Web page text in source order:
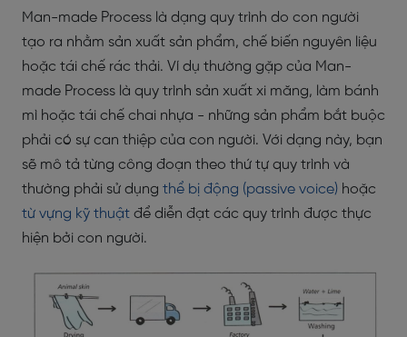
Man-made Process là dạng quy trình do con người
tạo ra nhằm sản xuất sản phẩm, chế biến nguyên liệu
hoặc tái chế rác thải. Ví dụ thường gặp của Man-
made Process là quy trình sản xuất xi măng, làm bánh
mì hoặc tái chế chai nhựa - những sản phẩm bắt buộc
phải có sự can thiệp của con người. Với dạng này, bạn
sẽ mô tả từng công đoạn theo thứ tự quy trình và
thường phải sử dụng thể bị động (passive voice) hoặc
từ vựng kỹ thuật để diễn đạt các quy trình được thực
hiện bởi con người.